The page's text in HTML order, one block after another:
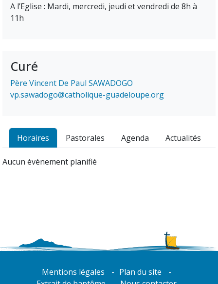
A l’Eglise : Mardi, mercredi, jeudi et vendredi de 8h à
11h
Curé
Père Vincent De Paul SAWADOGO
vp.sawadogo@catholique-guadeloupe.org
Horaires Pastorales Agenda Actualités
Aucun évènement planifié
Mentions légales
Plan du site